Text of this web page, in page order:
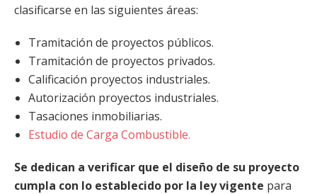
clasificarse en las siguientes áreas:
Tramitación de proyectos públicos.
Tramitación de proyectos privados.
Calificación proyectos industriales.
Autorización proyectos industriales.
Tasaciones inmobiliarias.
Estudio de Carga Combustible.
Se dedican a verificar que el diseño de su proyecto
cumpla con lo establecido por la ley vigente para